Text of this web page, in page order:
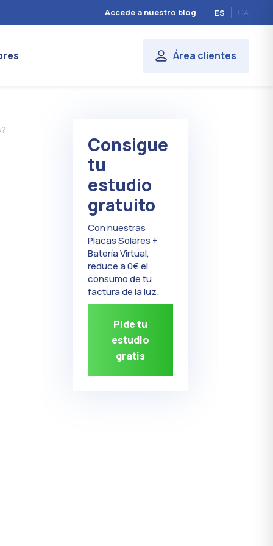
Accede a nuestro blog ES CA
Área clientes
Consigue
tu
estudio
gratuito
Con nuestras
Placas Solares +
Batería Virtual,
reduce a 0€ el
consumo de tu
factura de la luz.
Pide tu
estudio
gratis